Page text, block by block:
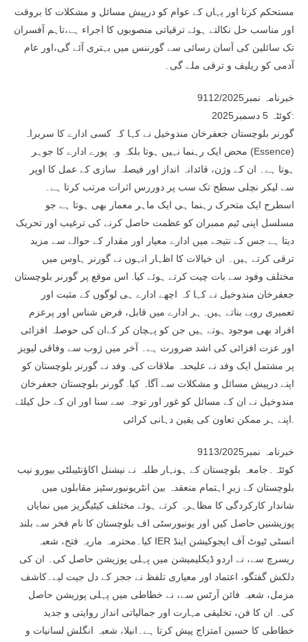
مستحکم کرنا اور یہاں کے عوام کو درپیش مسائل و مشکلات کا بروقت
اور مناسب حل نکالتے ہوئے ترقیاتی منصوبوں کا اجراء ہے،تاہم آفسران
تک سائلین کی آسان رسائی سے گورننس میں بہتری آئے گی،اور عام
آدمی کو ریلیف و ترقی ملے گی۔
خبرنامہ نمبر9112/2025
کوئٹہ 5 دسمبر2025:
گورنر بلوچستان جعفرخان مندوخیل نے کہا کہ کسی ادارے کا سربراہ
محض ایک رہنما نہیں ہوتا بلکہ وہ پورے ادارے کا جوہر (Essence)
ہوتا ہے۔ ان کے وژن، قائدانہ انداز اور فیصلہ سازی کے عمل کا اوپر
سے لیکر نچلی سطح تک سب پر دوررس اثرات مرتب کرتا ہے۔
اسطرح ایک متحرک رہنما ہی ایک ماہر معمار بھی ہوتا ہے جو
مسلسل اپنی ٹیم ممبران کو عظمت حاصل کرنے کی ترغیب اور تحریک
دیتا ہے جس کے نتیجے میں ادارے معیار اور مقدار کے حوالے سے مزید
ترقی کرتے ہیں۔ ان خیالات کا اظہار انہوں نے گورنر ہاوس میں
مختلف وفود سے بات چیت کرتے ہوئے کیا. اس موقع پر گورنر بلوچستان
جعفرخان مندوخیل نے کہا کہ اچھے ادارے ہی لوگوں کے مثبت اور
تعمیری رویے بناتے ہیں. ہر ادارے میں قابل، فرض شناس اور پرعزم
افراد بھی موجود ہوتے ہیں جن کو پہچان کر کےان کی حوصلہ افزائی
اور عزت افزائی کی اشد ضرورت ہے۔ آخر میں ژوب سے وفاقی لیویز
پر مشتمل ایک وفد نے علیحدہ ملاقات کی. وفد نے گورنر بلوچستان کو
اپنے درپیش مسائل و مشکلات سے آگاہ کیا. گورنر بلوچستان جعفرخان
مندوخیل نے ان کے مسائل کو غور اور توجہ سے سنا اور ان کے حل کیلئے
خبرنامہ نمبر9113/2025
کوئٹہ۔جامعہ بلوچستان کے ہونہار طلبہ نے نیشنل اکاؤنٹیبلٹی بیورو نیب
بلوچستان کے زیرِ اہتمام منعقدہ بین انٹریونیورسٹیز مقابلوں میں
شاندار کارکردگی کا مظاہرہ کرتے ہوئے مختلف کیٹیگریز میں نمایاں
پوزیشنیں حاصل کیں اور یونیورسٹی اف بلوچستان کا نام فخر سے بلند
کیا۔محترمہ ماریہ فتح، شعبہ IER انسٹی ٹیوٹ آف ایجوکیشن اینڈ
ریسرچ سے، نے اردو ڈیکلیمیشن میں پہلی پوزیشن حاصل کی۔ ان کی
دلکش گفتگو، اعتماد اور معیاری تلفظ نے ججز کے دل جیت لیے۔کاشف
مزمل، شعبہ فائن آرٹس سے، نے خطاطی میں پہلی پوزیشن حاصل
کی۔ ان کا فن، تخلیقی مہارت اور جمالیاتی انداز روایتی و جدید
خطاطی کا حسین امتزاج پیش کرتا ہے۔انیلا، شعبہ انگلش لسانیات و